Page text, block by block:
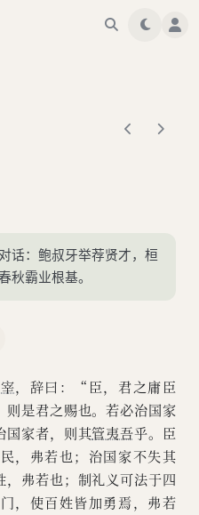
话：鲍叔牙举荐贤才，桓
秋霸业根基。
，辞曰：“臣，君之庸臣
则是君之赐也。若必治国家
国家者，则其管夷吾乎。臣
，弗若也；治国家不失其
弗若也；制礼义可法于四
，使百姓皆加勇焉，弗若